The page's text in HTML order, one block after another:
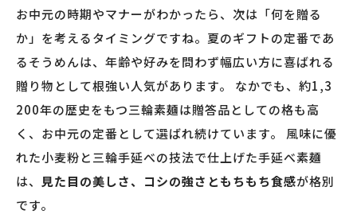
お中元の時期やマナーがわかったら、次は「何を贈る
か」を考えるタイミングですね。夏のギフトの定番であ
るそうめんは、年齢や好みを問わず幅広い方に喜ばれる
贈り物として根強い人気があります。 なかでも、約1,3
200年の歴史をもつ三輪素麺は贈答品としての格も高
く、お中元の定番として選ばれ続けています。 風味に優
れた小麦粉と三輪手延べの技法で仕上げた手延べ素麺
は、 見た目の美しさ、コシの強さともちもち食感が格別
です。